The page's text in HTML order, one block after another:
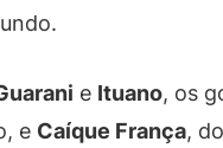
e Ituano, os
e Caíque França,